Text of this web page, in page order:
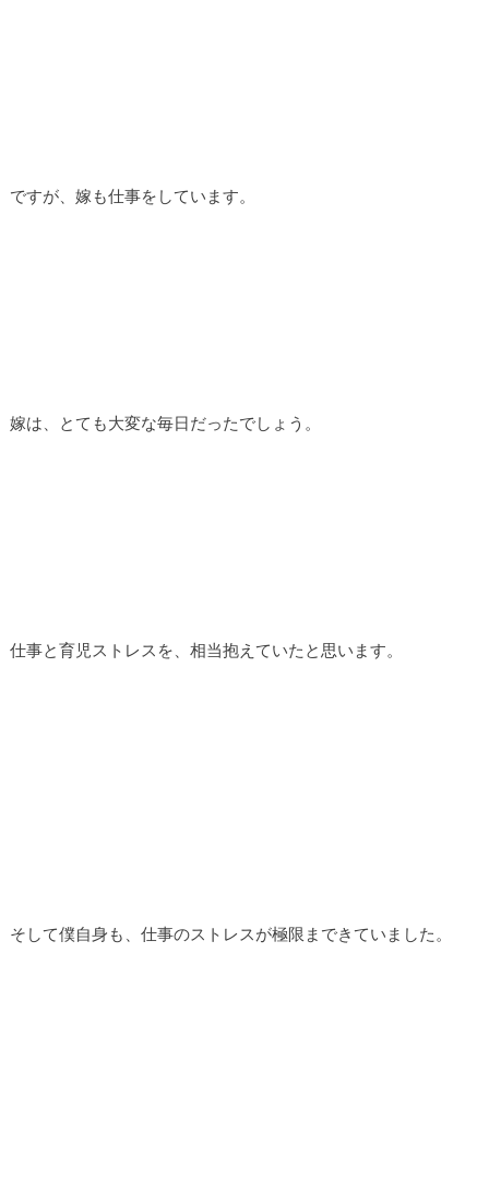
ですが、嫁も仕事をしています。
嫁は、とても大変な毎日だったでしょう。
仕事と育児ストレスを、相当抱えていたと思います。
そして僕自身も、仕事のストレスが極限まできていました。